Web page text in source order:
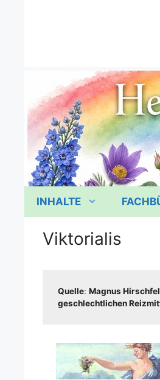
INHALTE
Viktorialis
Quel­le: Magnus
geschlecht­li­chen